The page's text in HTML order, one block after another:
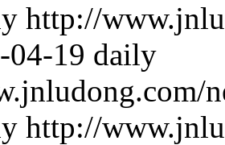
http://
04-19 daily
http://